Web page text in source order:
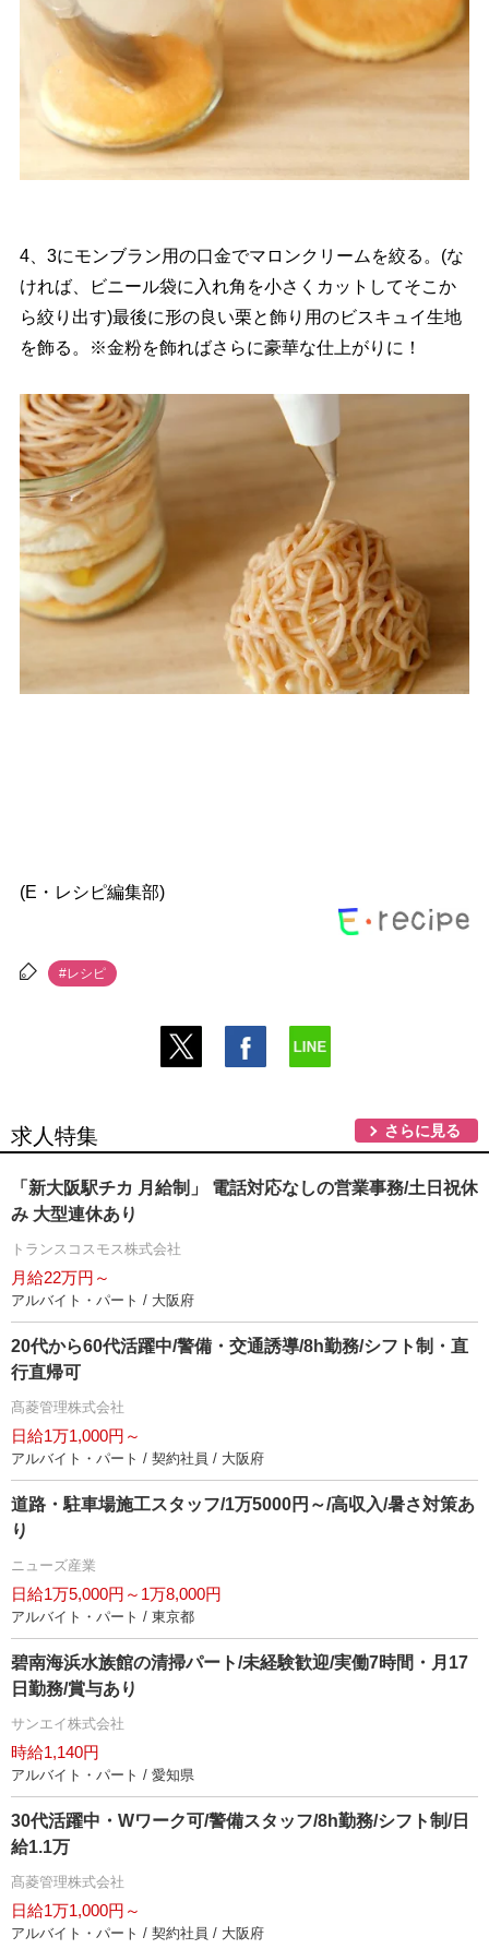
4、3にモンブラン用の口金でマロンクリームを絞る。(な
ければ、ビニール袋に入れ角を小さくカットしてそこか
ら絞り出す)最後に形の良い栗と飾り用のビスキュイ生地
を飾る。※金粉を飾ればさらに豪華な仕上がりに！
(E・レシピ編集部)
#レシピ
求人特集 さらに見る
「新大阪駅チカ 月給制」 電話対応なしの営業事務/土日祝休
み 大型連休あり
トランスコスモス株式会社
月給22万円～
アルバイト・パート / 大阪府
20代から60代活躍中/警備・交通誘導/8h勤務/シフト制・直
行直帰可
髙菱管理株式会社
日給1万1,000円～
アルバイト・パート / 契約社員 / 大阪府
道路・駐車場施工スタッフ/1万5000円～/高収入/暑さ対策あ
り
ニューズ産業
日給1万5,000円～1万8,000円
アルバイト・パート / 東京都
碧南海浜水族館の清掃パート/未経験歓迎/実働7時間・月17
日勤務/賞与あり
サンエイ株式会社
時給1,140円
アルバイト・パート / 愛知県
30代活躍中・Wワーク可/警備スタッフ/8h勤務/シフト制/日
給1.1万
髙菱管理株式会社
日給1万1,000円～
アルバイト・パート / 契約社員 / 大阪府